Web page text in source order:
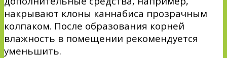
накрывают клоны каннабиса прозрачным
колпаком. После образования корней
влажность в помещении рекомендуется
уменьшить.